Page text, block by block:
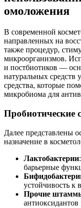
омоложения
В современной
направленных на
также процедур,
микроорганизмов.
и постбиотиков —
натуральных средств
средства, которые
микробиома для
Пробиотические
Далее представлены
назначение в
Лактобактерии
барьерные
устойчивость к
Прочие